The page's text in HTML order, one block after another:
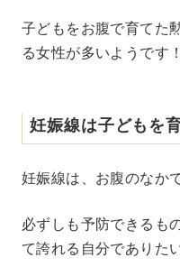
子どもをお腹で育てた
る女性が多いようです！
妊娠線は子どもを
妊娠線は、お腹のなか
必ずしも予防できるも
て誇れる自分でありた